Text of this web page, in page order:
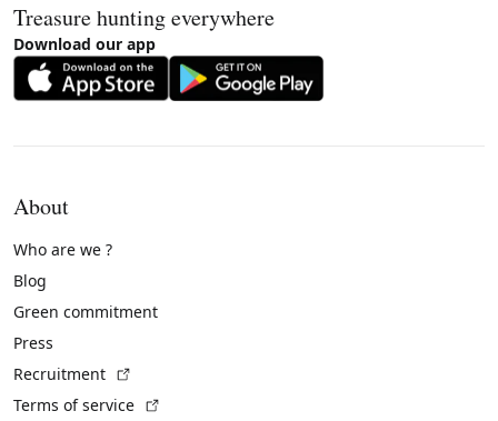
Treasure hunting everywhere
Download our app
About
Who are we ?
Blog
Green commitment
Press
Recruitment
Terms of service